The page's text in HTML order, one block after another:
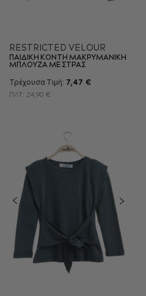
RESTRICTED VELOUR
ΠΑΙΔΙΚΗ ΚΟΝΤΗ ΜΑΚΡΥΜΑΝΙΚΗ
ΜΠΛΟΥΖΑ ΜΕ ΣΤΡΑΣ
Τρέχουσα Τιμή: 7,47 €
ΠΛΤ: 24,90 €